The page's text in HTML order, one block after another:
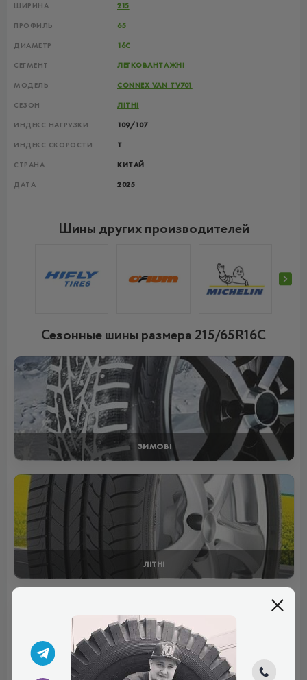
ШИРИНА 215
ПРОФИЛЬ 65
ДИАМЕТР 16C
СЕГМЕНТ ЛЕГКОВАНТАЖНІ
МОДЕЛЬ CONNEX VAN TV701
СЕЗОН ЛІТНІ
ИНДЕКС НАГРУЗКИ 109/107
ИНДЕКС СКОРОСТИ T
СТРАНА КИТАЙ
ДАТА 2025
Шины других производителей
Сезонные шины размера 215/65R16C
ЗИМОВІ
ЛІТНІ